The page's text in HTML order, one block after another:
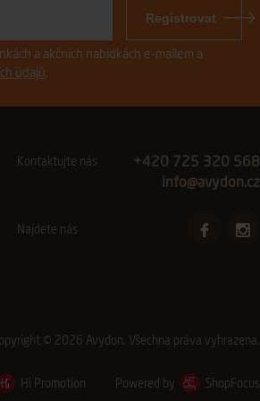
Registrovat
a akčních nabídkách e-mailem a
údajů.
Kontaktujte nás
+420 725 320 568
info@avydon.cz
Najdete nás
© 2026 Avydon. Všechna práva vyhrazena.
Hi Promotion Powered by ShopFocus